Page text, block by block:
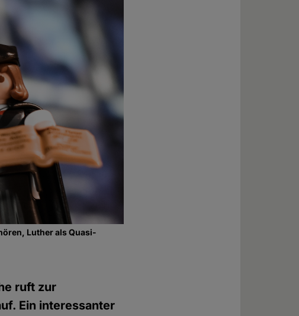
Luther als Quasi-
ruft zur
Ein interessanter